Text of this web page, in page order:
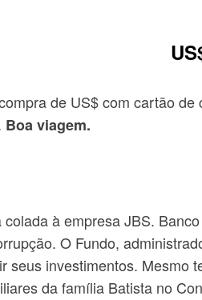
de US$ com cartão
Boa viagem.
à empresa JBS.
O Fundo,
seus investimentos. Mesmo
da família Batista no